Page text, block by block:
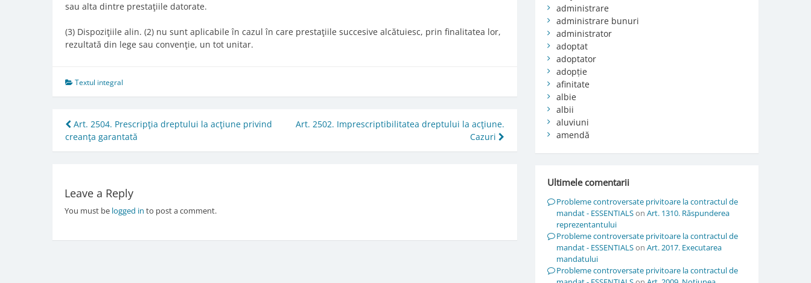
sau alta dintre prestaţiile datorate.
(3) Dispoziţiile alin. (2) nu sunt aplicabile în cazul în care prestaţiile succesive alcătuiesc, prin finalitatea lor,
rezultată din lege sau convenţie, un tot unitar.
Textul integral
Post
navigation
Art. 2504. Prescripţia dreptului la acţiune privind
creanţa garantată
Art. 2502. Imprescriptibilitatea dreptului la acţiune.
Cazuri
Leave a Reply
You must be logged in to post a comment.
administrare
administrare bunuri
administrator
adoptat
adoptator
adopție
afinitate
albie
albii
aluviuni
amendă
Ultimele comentarii
Probleme controversate privitoare la contractul de
mandat - ESSENTIALSon Art. 1310. Răspunderea
reprezentantului
Probleme controversate privitoare la contractul de
mandat - ESSENTIALSon Art. 2017. Executarea
mandatului
Probleme controversate privitoare la contractul de